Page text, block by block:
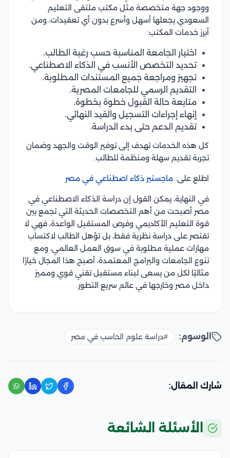
ووجود جهة متخصصة مثل مكتب ملتقى التعليم
السعودي يجعلها أسهل وأسرع بدون أي تعقيدات، ومن
أبرز خدمات المكتب:
اختيار الجامعة المناسبة حسب رغبة الطالب.
تحديد التخصص الأنسب في الذكاء الاصطناعي.
تجهيز ومراجعة جميع المستندات المطلوبة.
التقديم الرسمي للجامعات المصرية.
متابعة حالة القبول خطوة بخطوة.
إنهاء إجراءات التسجيل والقيد النهائي.
تقديم الدعم حتى بدء الدراسة.
كل هذه الخدمات تهدف إلى توفير الوقت والجهد وضمان
تجربة تقديم سهلة ومنظمة للطالب.
اطلع على: ماجستير ذكاء اصطناعي في مصر
في النهاية، يمكن القول إن دراسة الذكاء الاصطناعي في
مصر أصبحت من أهم التخصصات الحديثة التي تجمع بين
قوة التعليم الأكاديمي وفرص المستقبل الواعدة، فهي لا
تقتصر على دراسة نظرية فقط، بل تؤهل الطالب لاكتساب
مهارات عملية مطلوبة في سوق العمل العالمي، ومع
تنوع الجامعات والبرامج المعتمدة، أصبح هذا المجال خيارًا
مثاليًا لكل من يسعى لبناء مستقبل تقني قوي ومميز
داخل مصر وخارجها في عالم سريع التطور.
الوسوم: #دراسة علوم الحاسب في مصر
شارك المقال:
الأسئلة الشائعة